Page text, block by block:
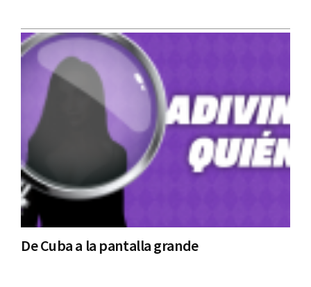
De Cuba a la pantalla grande